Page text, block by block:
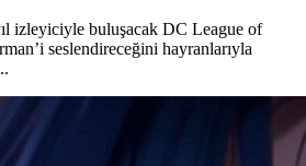
izleyiciyle buluşacak DC League of
seslendireceğini hayranlarıyla